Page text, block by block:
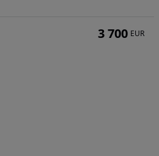
3 700 EUR